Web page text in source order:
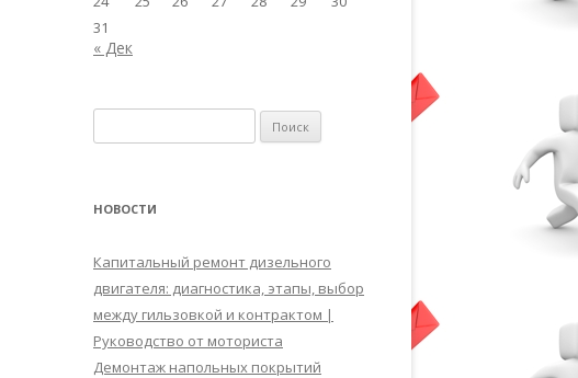
31
« Дек
НОВОСТИ
Капитальный ремонт дизельного
двигателя: диагностика, этапы, выбор
между гильзовкой и контрактом |
Руководство от моториста
Демонтаж напольных покрытий